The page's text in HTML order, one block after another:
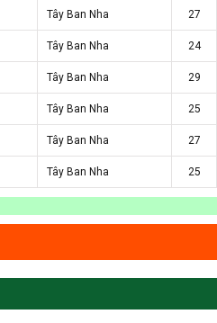
Tây Ban Nha 27
Tây Ban Nha 24
Tây Ban Nha 29
Tây Ban Nha 25
Tây Ban Nha 27
Tây Ban Nha 25